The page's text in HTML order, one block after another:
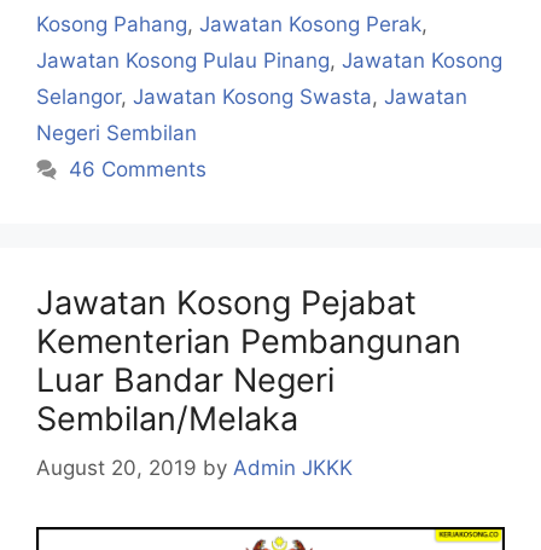
Kosong Pahang, Jawatan Kosong Perak,
Jawatan Kosong Pulau Pinang, Jawatan Kosong
Selangor, Jawatan Kosong Swasta, Jawatan
Negeri Sembilan
46 Comments
Jawatan Kosong Pejabat
Kementerian Pembangunan
Luar Bandar Negeri
Sembilan/Melaka
August 20, 2019 by Admin JKKK